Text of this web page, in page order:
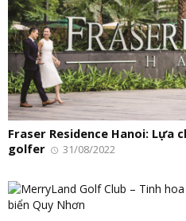
Fraser Residence Hanoi: Lựa
golfer
31/08/2022